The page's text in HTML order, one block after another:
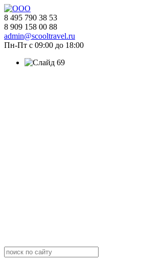
8 495 790 38 53
8 909 158 00 88
admin@scooltravel.ru
Пн-Пт с 09:00 до 18:00